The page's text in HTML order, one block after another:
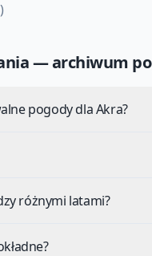
— archiwum
pogody dla Akra?
różnymi latami?